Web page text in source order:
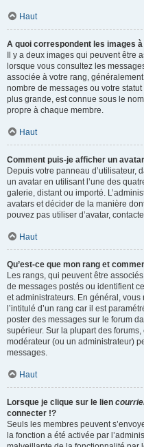
Haut
A quoi correspondent les images
Il y a deux images qui peuvent être
lorsque vous consultez les
associée à votre rang,
nombre de messages ou votre
plus grande, est connue sous le
propre à chaque membre.
Haut
Comment puis-je afficher un
Depuis votre panneau d’utilisateur,
un avatar en utilisant l’une des
galerie, distant ou importé.
avatars et décider de la manière
pouvez pas utiliser d’avatar,
Haut
Qu’est-ce que mon rang et
Les rangs, qui peuvent être
de messages postés ou identifient
et administrateurs. En général,
l’intitulé d’un rang car il est
poster des messages sur le forum
supérieur. Sur la plupart des
modérateur (ou un administrateur)
messages.
Haut
Lorsque je clique sur le lien
connecter !?
Seuls les membres peuvent
la fonction a été activée par